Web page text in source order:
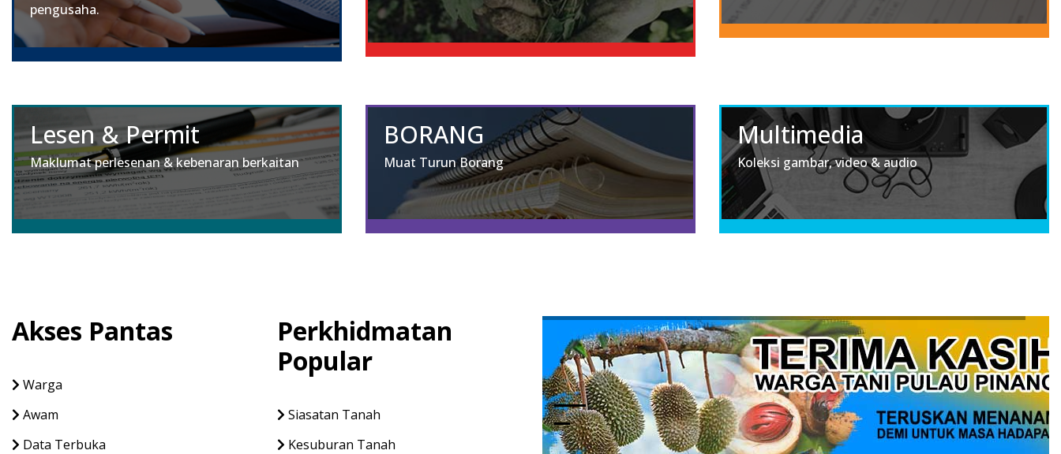
pengusaha.
Lesen & Permit
Maklumat perlesenan & kebenaran berkaitan
BORANG
Muat Turun Borang
Multimedia
Koleksi gambar, video & audio
Akses Pantas
Warga
Awam
Data Terbuka
Perkhidmatan
Popular
Siasatan Tanah
Kesuburan Tanah